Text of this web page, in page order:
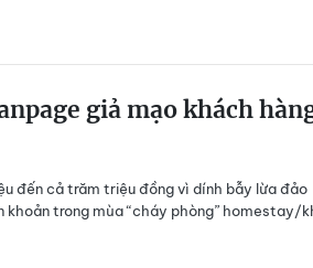
giả mạo khách
đến cả trăm triệu đồng vì dính bẫy lừa đảo
trong mùa “cháy phòng” homestay/